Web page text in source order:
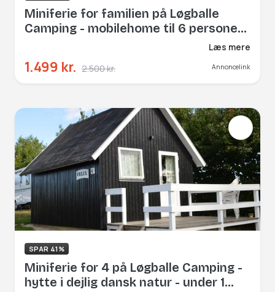
Miniferie for familien på Løgballe
Camping - mobilehome til 6 personer
Læs mere
1.499 kr. 2.500 kr. Annoncelink
SPAR 41%
Miniferie for 4 på Løgballe Camping -
hytte i dejlig dansk natur - under 1